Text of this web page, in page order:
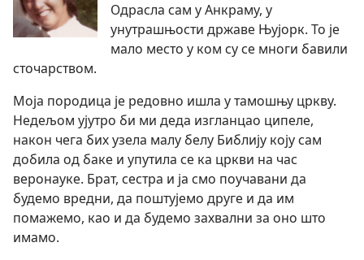
Одрасла сам у Анкраму, у
унутрашњости државе Њујорк. То је
мало место у ком су се многи бавили
сточарством.
Моја породица је редовно ишла у тамошњу цркву.
Недељом ујутро би ми деда изгланцао ципеле,
након чега бих узела малу белу Библију коју сам
добила од баке и упутила се ка цркви на час
веронауке. Брат, сестра и ја смо поучавани да
будемо вредни, да поштујемо друге и да им
помажемо, као и да будемо захвални за оно што
имамо.